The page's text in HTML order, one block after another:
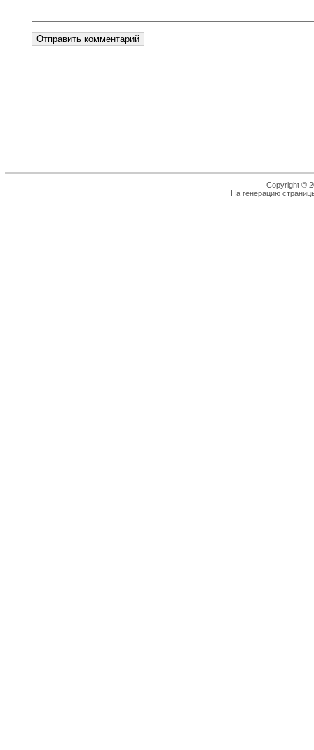
Copyright ©
На генерацию